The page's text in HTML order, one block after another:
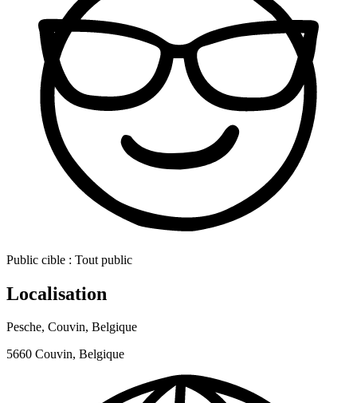
Public cible : Tout public
Localisation
Pesche, Couvin, Belgique
5660 Couvin, Belgique